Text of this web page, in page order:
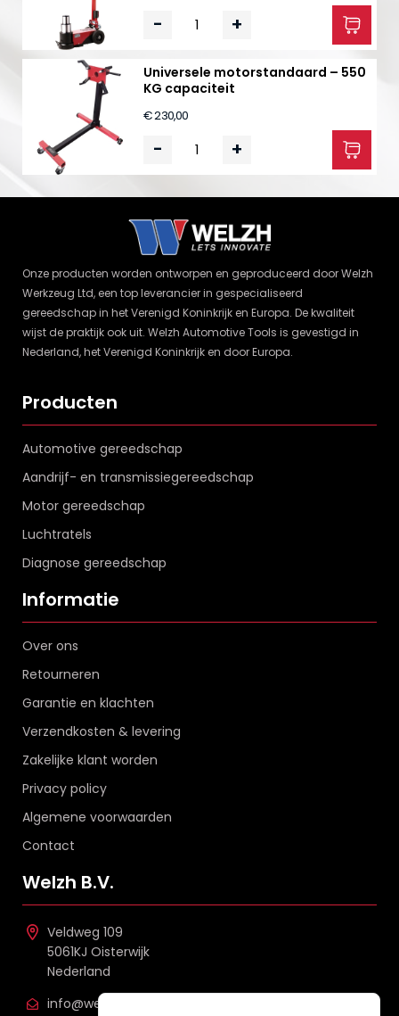
- +
Universele motorstandaard – 550
KG capaciteit
€ 230,00
- +
Onze producten worden ontworpen en geproduceerd door Welzh
Werkzeug Ltd, een top leverancier in gespecialiseerd
gereedschap in het Verenigd Koninkrijk en Europa. De kwaliteit
wijst de praktijk ook uit. Welzh Automotive Tools is gevestigd in
Nederland, het Verenigd Koninkrijk en door Europa.
Producten
Automotive gereedschap
Aandrijf- en transmissiegereedschap
Motor gereedschap
Luchtratels
Diagnose gereedschap
Informatie
Over ons
Retourneren
Garantie en klachten
Verzendkosten & levering
Zakelijke klant worden
Privacy policy
Algemene voorwaarden
Contact
Welzh B.V.
Veldweg 109
5061KJ Oisterwijk
Nederland
info@welzh.nl